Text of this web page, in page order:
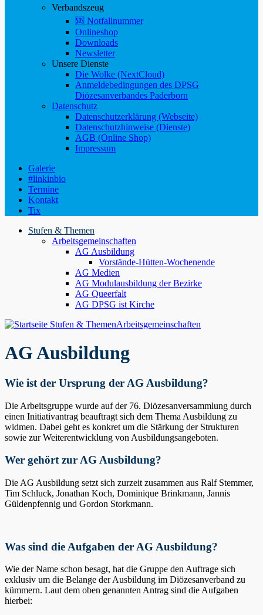
Verbandszeug
🆘 Notfallnummer
Onlineshop
Downloads
Newsletter
Unsere Dienste
Die Wolke (NextCloud)
Anmeldebedingungen des DPSG
Diözesanverbandes Paderborn
Datenschutz
Datenschutzerklärung (Webseite)
Datenschutzhinweise (Dienste)
AGB (Online Shop)
Impressum
Galerie
#linkinbio
Termine
Kontakt
Tix
Stufen & Themen
Arbeitsgemeinschaften
AG Ausbildung
Vorstände-Hütten-Wochenende
AG Medien
AG Modulausbildung der Bezirke
AG Queerfalt
AG DPSG ist Kirche
Stufen & ThemenArbeitsgemeinschaften
AG Ausbildung
Wie ist der Ursprung der AG Ausbildung?
Die Arbeitsgruppe wurde auf der 76. Diözesanversammlung durch
einen Initiativantrag beauftragt sich dem Thema Ausbildung zu
widmen. Dabei geht es konkret um die Stärkung der Strukturen
sowie zur Weiterentwicklung von Ausbildungsangeboten.
Wer gehört zur AG Ausbildung?
Die AG Ausbildung setzt sich zurzeit zusammen aus Ralf Stemmer,
Tim Schluck, Jonathan Koch, Dominique Brinkmann, Jannis
Güldenpfennig und Gordon Storkmann.
Was sind die Aufgaben der AG Ausbildung?
Wie der Name schon besagt, hat die Gruppe den Auftrage sich
exklusiv um die Belange der Ausbildung im Diözesanverband zu
kümmern. Laut dem oben genannten Antrag sind die Aufgaben
hierbei: